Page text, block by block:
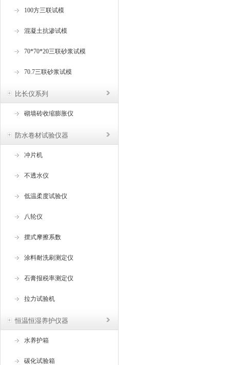
100方三联试模
混凝土抗渗试模
70*70*20三联砂浆试模
70.7三联砂浆试模
比长仪系列
砌墙砖收缩膨胀仪
防水卷材试验仪器
冲片机
不透水仪
低温柔度试验仪
八轮仪
摆式摩擦系数
涂料耐洗刷测定仪
石膏报税率测定仪
拉力试验机
恒温恒湿养护仪器
水养护箱
碳化试验箱